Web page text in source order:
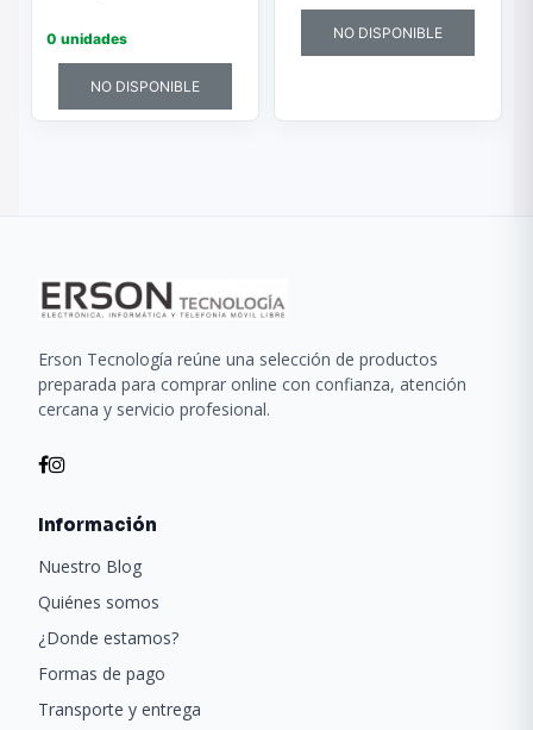
0 unidades
NO DISPONIBLE
NO DISPONIBLE
Erson Tecnología reúne una selección de productos
preparada para comprar online con confianza, atención
cercana y servicio profesional.
Información
Nuestro Blog
Quiénes somos
¿Donde estamos?
Formas de pago
Transporte y entrega